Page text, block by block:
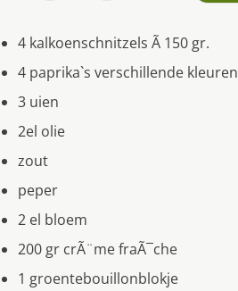
4 kalkoenschnitzels Ã 150 gr.
4 paprika`s verschillende kleuren
3 uien
2el olie
zout
peper
2 el bloem
200 gr crÃ¨me fraÃ¯che
1 groentebouillonblokje